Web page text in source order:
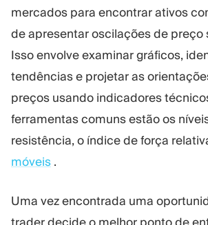
mercados para encontrar ativos
de apresentar oscilações de preço
Isso envolve examinar gráficos,
tendências e projetar as
preços usando indicadores
ferramentas comuns estão os
resistência, o índice de força
móveis .
Uma vez encontrada uma